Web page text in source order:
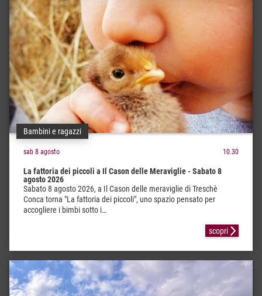
Bambini e ragazzi
sab 8 agosto 10.30
La fattoria dei piccoli a Il Cason delle Meraviglie - Sabato 8
agosto 2026
Sabato 8 agosto 2026, a Il Cason delle meraviglie di Treschè
Conca torna "La fattoria dei piccoli", uno spazio pensato per
accogliere i bimbi sotto i…
scopri